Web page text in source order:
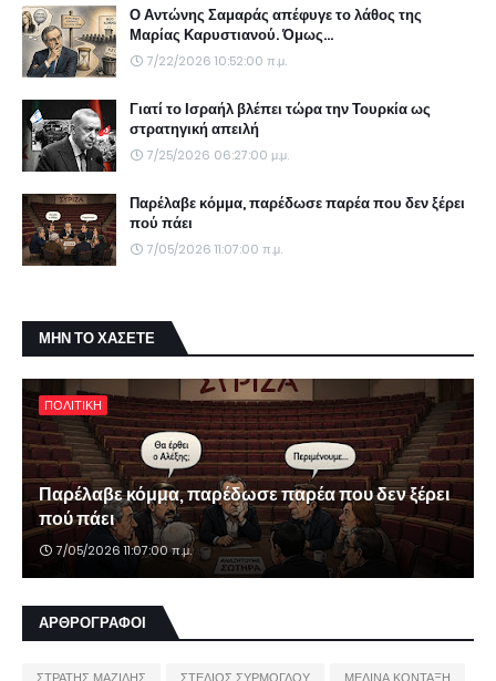
Ο Αντώνης Σαμαράς απέφυγε το λάθος της
Μαρίας Καρυστιανού. Όμως...
7/22/2026 10:52:00 π.μ.
Γιατί το Ισραήλ βλέπει τώρα την Τουρκία ως
στρατηγική απειλή
7/25/2026 06:27:00 μ.μ.
Παρέλαβε κόμμα, παρέδωσε παρέα που δεν ξέρει
πού πάει
7/05/2026 11:07:00 π.μ.
ΜΗΝ ΤΟ ΧΑΣΕΤΕ
ΠΟΛΙΤΙΚΗ
Παρέλαβε κόμμα, παρέδωσε παρέα που δεν ξέρει
πού πάει
7/05/2026 11:07:00 π.μ.
ΑΡΘΡΟΓΡΑΦΟΙ